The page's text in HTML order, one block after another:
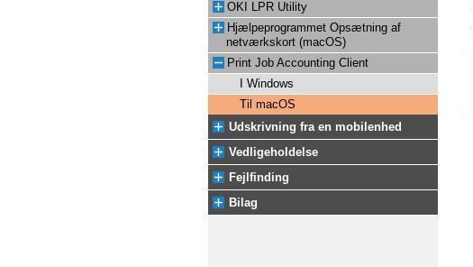
OKI LPR Utility
Hjælpeprogrammet Opsætning af
netværkskort (macOS)
Print Job Accounting Client
I Windows
Til macOS
Udskrivning fra en mobilenhed
Vedligeholdelse
Fejlfinding
Bilag